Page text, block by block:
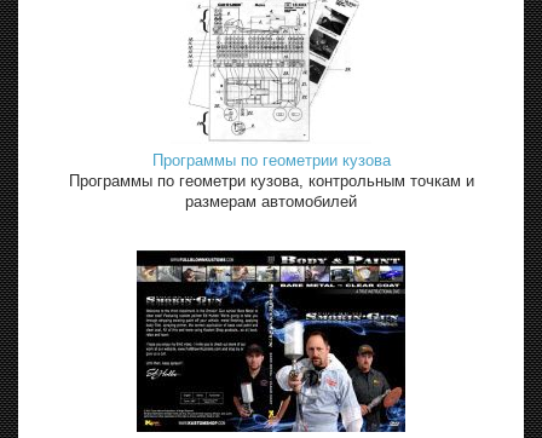
Программы по геометрии кузова
Программы по геометри кузова, контрольным точкам и
размерам автомобилей